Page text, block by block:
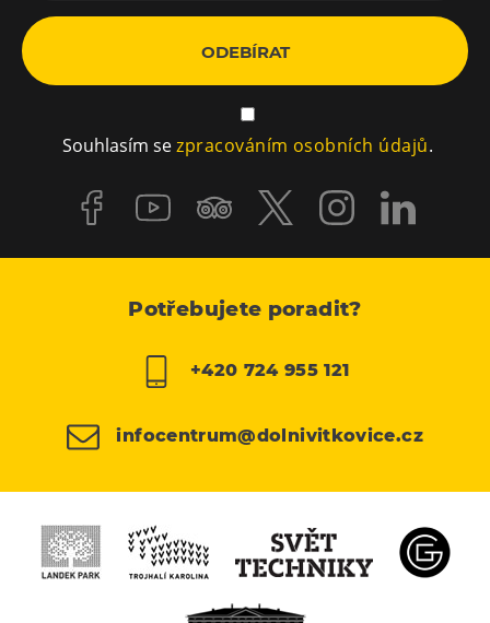
ODEBÍRAT
Souhlasím sezpracováním osobních údajů.
Potřebujete poradit?
+420 724 955 121
infocentrum@dolnivitkovice.cz